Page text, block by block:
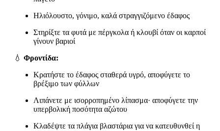
Ηλιόλουστο, γόνιμο, καλά στραγγιζόμενο έδαφος
Στηρίξτε τα φυτά με πέργκολα ή κλουβί όταν οι καρποί
γίνουν βαριοί
💧 Φροντίδα:
Κρατήστε το έδαφος σταθερά υγρό, αποφύγετε το
βρέξιμο των φύλλων
Λιπάνετε με ισορροπημένο λίπασμα· αποφύγετε την
υπερβολική ποσότητα αζώτου
Κλαδέψτε τα πλάγια βλαστάρια για να κατευθυνθεί η